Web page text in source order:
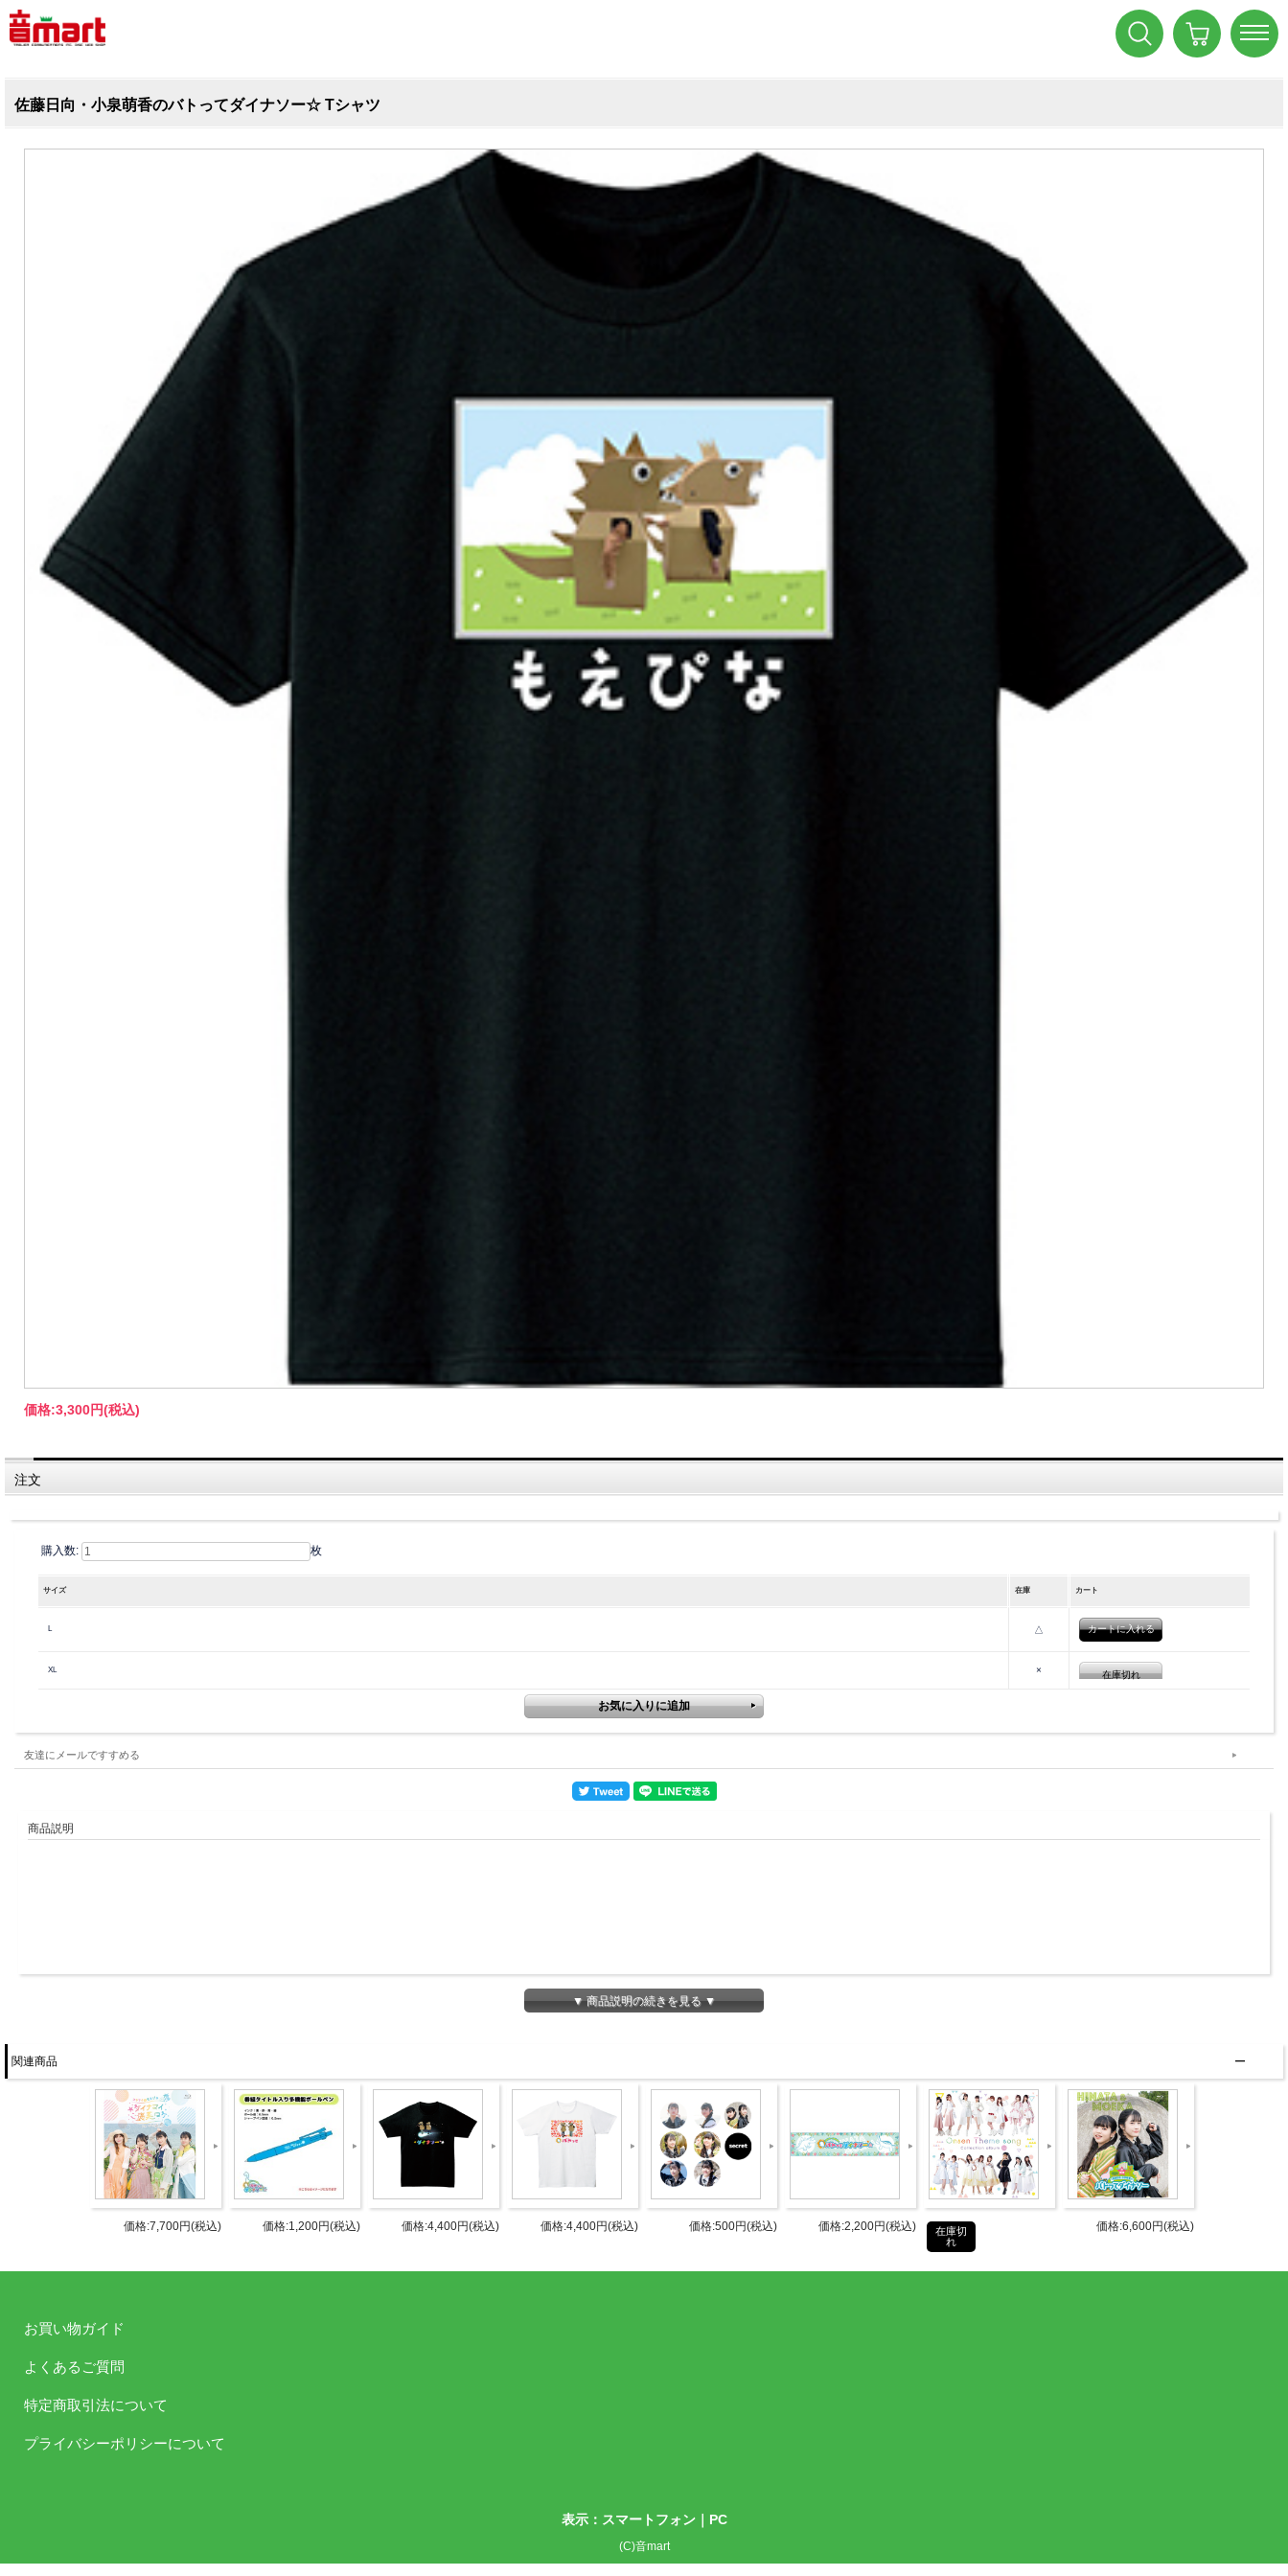
佐藤日向・小泉萌香のバトってダイナソー☆ Tシャツ
価格:3,300円(税込)
注文
購入数: 枚
サイズ 在庫 カート
L △
XL × 在庫切れ
友達にメールですすめる
商品説明
商品紹介
佐藤さんがオリジナル制作していたTシャツを少しアレンジしたTシャツです！
商品詳細
発売日
仕様
L:着丈71cm / 身幅53cm / 袖丈21cm
▼ 商品説明の続きを見る ▼
関連商品
価格:7,700円(税込) 価格:1,200円(税込) 価格:4,400円(税込) 価格:4,400円(税込) 価格:500円(税込) 価格:2,200円(税込)
在庫切
れ
価格:6,600円(税込)
お買い物ガイド
よくあるご質問
特定商取引法について
プライバシーポリシーについて
表示：スマートフォン｜ PC
(C)音mart